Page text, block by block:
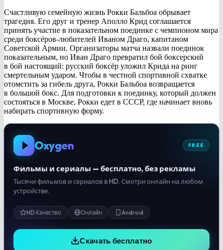
Счастливую семейную жизнь Рокки Бальбоа обрывает
трагедия. Его друг и тренер Аполло Крид соглашается
принять участие в показательном поединке с чемпионом мира
среди боксёров-любителей Иваном Драго, капитаном
Советской Армии. Организаторы матча назвали поединок
показательным, но Иван Драго превратил бой боксерский
в бой настоящий: русский боксёр уложил Крида на ринг
смертельным ударом. Чтобы в честной спортивной схватке
отомстить за гибель друга, Рокки Бальбоа возвращается
в большой бокс. Для подготовки к поединку, который должен
состояться в Москве, Рокки едет в СССР, где начинает вновь
набирать спортивную форму.
Oxygen FREE
Фильмы и сериалы — бесплатно, без рекламы
Тысячи фильмов и сериалов в HD. Смотри онлайн на любом
устройстве.
HD Качество Онлайн Android
Скачать бесплатно